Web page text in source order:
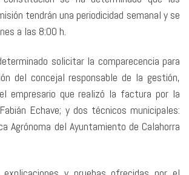
tendrán una periodicidad semanal y se
a las 8:00 h.
solicitar la comparecencia para
del concejal responsable de la gestión,
empresario que realizó la factura por la
Echave; y dos técnicos municipales:
Agrónoma del Ayuntamiento de Calahorra